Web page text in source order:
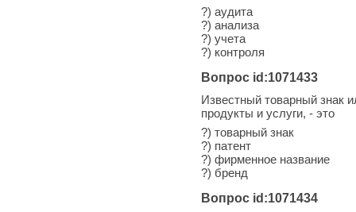
?) аудита
?) анализа
?) учета
?) контроля
Вопрос id:1071433
Известный товарный знак
продукты и услуги, - это
?) товарный знак
?) патент
?) фирменное название
?) бренд
Вопрос id:1071434